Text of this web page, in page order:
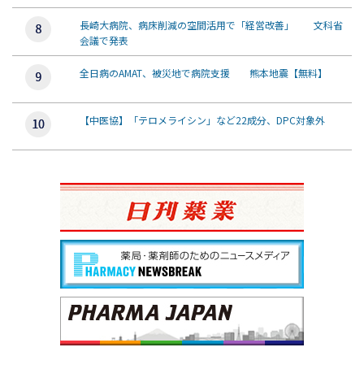
長崎大病院、病床削減の空間活用で「経営改善」 文科省
会議で発表
全日病のAMAT、被災地で病院支援 熊本地震【無料】
【中医協】「テロメライシン」など22成分、DPC対象外